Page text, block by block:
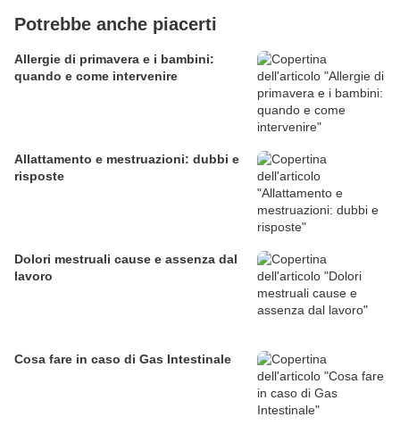
Potrebbe anche piacerti
Allergie di primavera e i bambini:
quando e come intervenire
Allattamento e mestruazioni: dubbi e
risposte
Dolori mestruali cause e assenza dal
lavoro
Cosa fare in caso di Gas Intestinale